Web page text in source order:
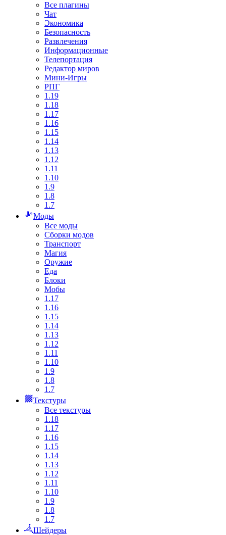
Все плагины
Чат
Экономика
Безопасность
Развлечения
Информационные
Телепортация
Редактор миров
Мини-Игры
РПГ
1.19
1.18
1.17
1.16
1.15
1.14
1.13
1.12
1.11
1.10
1.9
1.8
1.7
Моды
Все моды
Сборки модов
Транспорт
Магия
Оружие
Еда
Блоки
Мобы
1.17
1.16
1.15
1.14
1.13
1.12
1.11
1.10
1.9
1.8
1.7
Текстуры
Все текстуры
1.18
1.17
1.16
1.15
1.14
1.13
1.12
1.11
1.10
1.9
1.8
1.7
Шейдеры